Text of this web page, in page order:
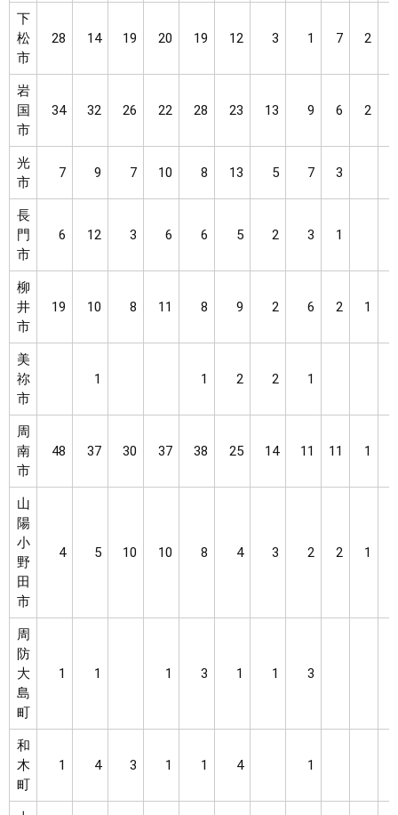
下
松
市
28 14 19 20 19 12 3 1 7 2
岩
国
市
34 32 26 22 28 23 13 9 6 2
光
市
7 9 7 10 8 13 5 7 3
長
門
市
6 12 3 6 6 5 2 3 1
柳
井
市
19 10 8 11 8 9 2 6 2 1
美
祢
市
1 1 2 2 1
周
南
市
48 37 30 37 38 25 14 11 11 1
山
陽
小
野
田
市
4 5 10 10 8 4 3 2 2 1
周
防
大
島
町
1 1 1 3 1 1 3
和
木
町
1 4 3 1 1 4 1